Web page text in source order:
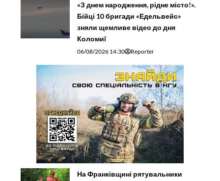
«З днем народження, рідне місто!».
Бійці 10 бригади «Едельвейс»
зняли щемливе відео до дня
Коломиї
06/08/2026 14:30 Reporter
На Франківщині рятувальники